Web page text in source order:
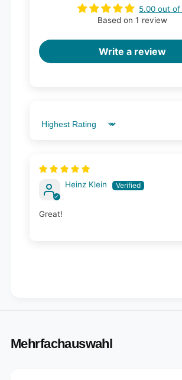
5.00 out of
Based on 1 review
Write a review
Sort by
Heinz Klein
Great!
Mehrfachauswahl